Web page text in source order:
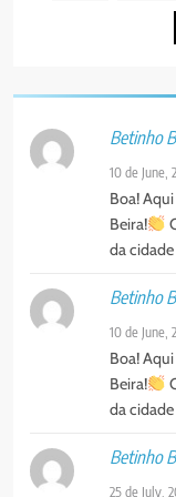
Betinho
10 de June,
Boa!
Beira!
da
Betinho
10 de June,
Boa!
Beira!
da
Betinho
25 de July,